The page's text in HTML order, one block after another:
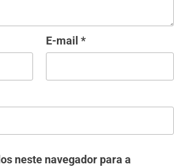
E-mail *
neste navegador para a